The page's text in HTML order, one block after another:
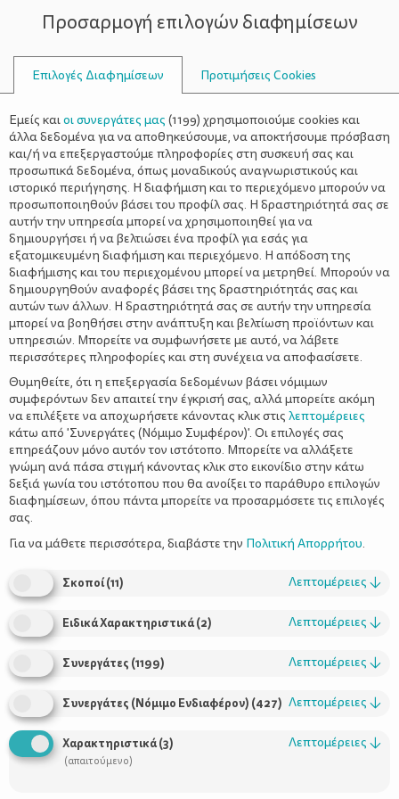
ΣΥΜΒΟΥΛΟΙ
ΒΌΛΤΑ ΣΤΟ ΠΆΡΚΟ
Πικ-νικ στο πάρκο της γειτονιάς
Χρήσιμοι Σύνδεσμοι
Τι είναι το ΔΕΛΤΑ moms
Προσαρμογή επιλογών διαφημίσεων
Επιλογές Διαφημίσεων Προτιμήσεις Cookies
Εμείς καιοι συνεργάτες μας (1199) χρησιμοποιούμε cookies και
άλλα δεδομένα για να αποθηκεύσουμε, να αποκτήσουμε πρόσβαση
και/ή να επεξεργαστούμε πληροφορίες στη συσκευή σας και
προσωπικά δεδομένα, όπως μοναδικούς αναγνωριστικούς και
ιστορικό περιήγησης. Η διαφήμιση και το περιεχόμενο μπορούν να
προσωποποιηθούν βάσει του προφίλ σας. Η δραστηριότητά σας σε
αυτήν την υπηρεσία μπορεί να χρησιμοποιηθεί για να
δημιουργήσει ή να βελτιώσει ένα προφίλ για εσάς για
εξατομικευμένη διαφήμιση και περιεχόμενο. Η απόδοση της
διαφήμισης και του περιεχομένου μπορεί να μετρηθεί. Μπορούν να
δημιουργηθούν αναφορές βάσει της δραστηριότητάς σας και
αυτών των άλλων. Η δραστηριότητά σας σε αυτήν την υπηρεσία
μπορεί να βοηθήσει στην ανάπτυξη και βελτίωση προϊόντων και
υπηρεσιών. Μπορείτε να συμφωνήσετε με αυτό, να λάβετε
περισσότερες πληροφορίες και στη συνέχεια να αποφασίσετε.
Θυμηθείτε, ότι η επεξεργασία δεδομένων βάσει νόμιμων
συμφερόντων δεν απαιτεί την έγκρισή σας, αλλά μπορείτε ακόμη
να επιλέξετε να αποχωρήσετε κάνοντας κλικ στις λεπτομέρειες
κάτω από 'Συνεργάτες (Νόμιμο Συμφέρον)'. Οι επιλογές σας
επηρεάζουν μόνο αυτόν τον ιστότοπο. Μπορείτε να αλλάξετε
γνώμη ανά πάσα στιγμή κάνοντας κλικ στο εικονίδιο στην κάτω
δεξιά γωνία του ιστότοπου που θα ανοίξει το παράθυρο επιλογών
διαφημίσεων, όπου πάντα μπορείτε να προσαρμόσετε τις επιλογές
σας.
Για να μάθετε περισσότερα, διαβάστε την Πολιτική Απορρήτου.
Σκοποί(11) Λεπτομέρειες ↓
Ειδικά Χαρακτηριστικά(2) Λεπτομέρειες ↓
Συνεργάτες (1199) Λεπτομέρειες ↓
Συνεργάτες (Νόμιμο Ενδιαφέρον) (427) Λεπτομέρειες ↓
Χαρακτηριστικά(3)
(απαιτούμενο)
Λεπτομέρειες ↓